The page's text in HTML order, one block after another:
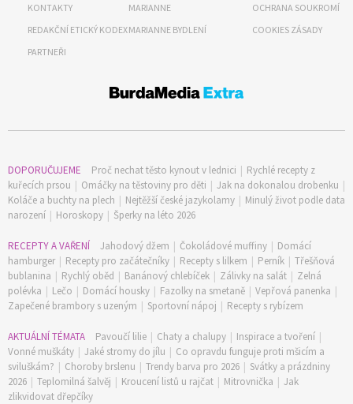
65 Kč
Objednat >
Naše krásná zahrada Speciál
KONTAKTY
REDAKČNÍ ETICKÝ KODEX
PARTNEŘI
MARIANNE
MARIANNE BYDLENÍ
OCHRANA SOUKROMÍ
COOKIES ZÁSADY
DOPORUČUJEME Proč nechat těsto kynout v lednici | Rychlé recepty z
kuřecích prsou | Omáčky na těstoviny pro děti | Jak na dokonalou drobenku |
Koláče a buchty na plech | Nejtěžší české jazykolamy | Minulý život podle data
narození | Horoskopy | Šperky na léto 2026
RECEPTY A VAŘENÍ Jahodový džem | Čokoládové muffiny | Domácí
hamburger | Recepty pro začátečníky | Recepty s lilkem | Perník | Třešňová
bublanina | Rychlý oběd | Banánový chlebíček | Zálivky na salát | Zelná
polévka | Lečo | Domácí housky | Fazolky na smetaně | Vepřová panenka |
Zapečené brambory s uzeným | Sportovní nápoj | Recepty s rybízem
AKTUÁLNÍ TÉMATA Pavoučí lilie | Chaty a chalupy | Inspirace a tvoření |
Vonné muškáty | Jaké stromy do jílu | Co opravdu funguje proti mšicím a
sviluškám? | Choroby brslenu | Trendy barva pro 2026 | Svátky a prázdniny
2026 | Teplomilná šalvěj | Kroucení listů u rajčat | Mitrovnička | Jak
zlikvidovat dřepčíky